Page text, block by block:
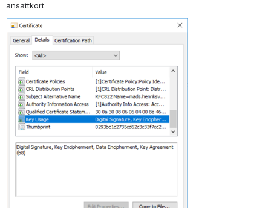
ansattkort: